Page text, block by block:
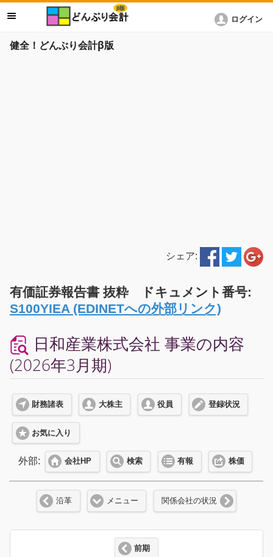
健全！どんぶり会計β版
ログイン
シェア:
有価証券報告書 抜粋 ドキュメント番号:
S100YIEA (EDINETへの外部リンク)
日和産業株式会社 事業の内容
(2026年3月期)
財務諸表 大株主 役員 登録状況
お気に入り
外部: 会社HP 検索 有報 株価
沿革 メニュー 関係会社の状況
前期